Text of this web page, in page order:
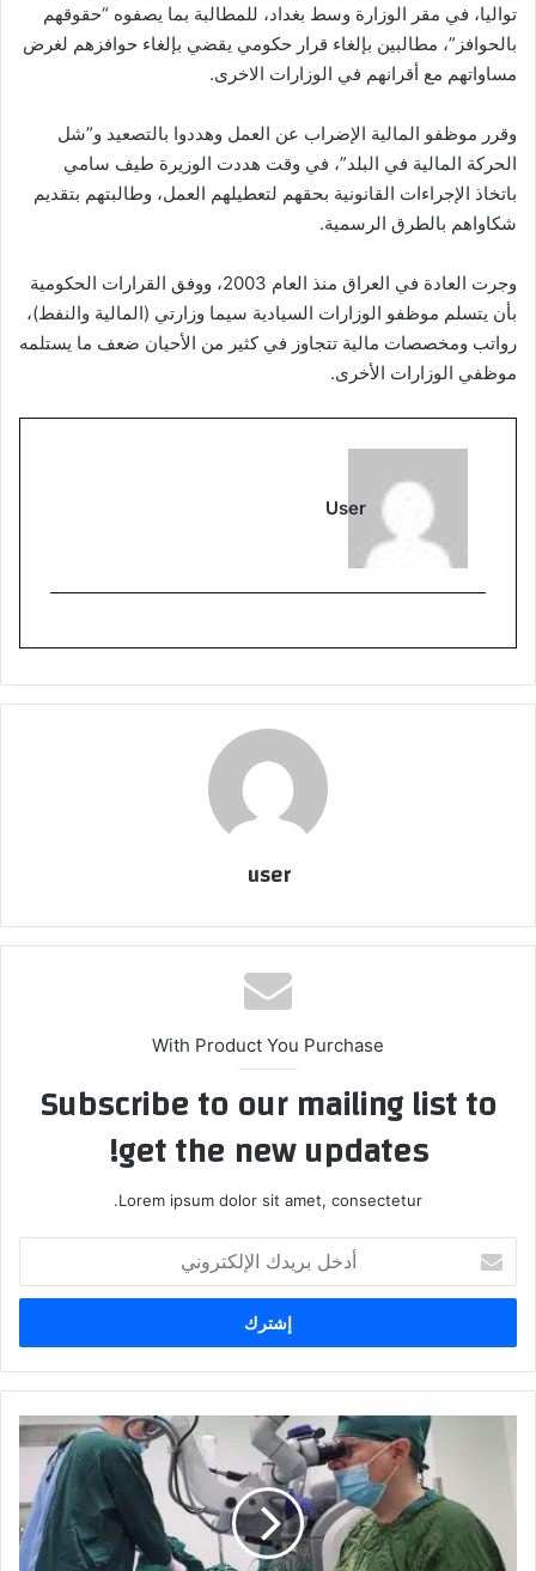
تواليا، في مقر الوزارة وسط بغداد، للمطالبة بما يصفوه “حقوقهم
بالحوافز”، مطالبين بإلغاء قرار حكومي يقضي بإلغاء حوافزهم لغرض
مساواتهم مع أقرانهم في الوزارات الاخرى.
وقرر موظفو المالية الإضراب عن العمل وهددوا بالتصعيد و”شل
الحركة المالية في البلد”، في وقت هددت الوزيرة طيف سامي
باتخاذ الإجراءات القانونية بحقهم لتعطيلهم العمل، وطالبتهم بتقديم
شكاواهم بالطرق الرسمية.
وجرت العادة في العراق منذ العام 2003، ووفق القرارات الحكومية
بأن يتسلم موظفو الوزارات السيادية سيما وزارتي (المالية والنفط)،
رواتب ومخصصات مالية تتجاوز في كثير من الأحيان ضعف ما يستلمه
موظفي الوزارات الأخرى.
User
user
With Product You Purchase
Subscribe to our mailing list to
get the new updates!
Lorem ipsum dolor sit amet, consectetur.
بريدك
الإلكتروني
مستشفى
الهيثم